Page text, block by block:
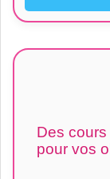
Des
pour vos